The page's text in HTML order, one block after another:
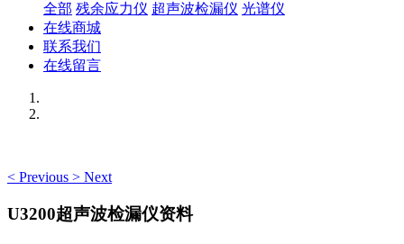
全部 残余应力仪 超声波检漏仪 光谱仪
在线商城
联系我们
在线留言
< Previous > Next
U3200超声波检漏仪资料